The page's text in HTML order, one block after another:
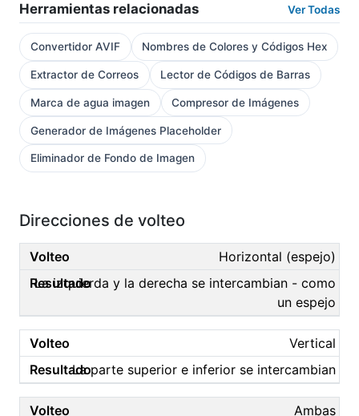
Herramientas relacionadas Ver Todas
Convertidor AVIF Nombres de Colores y Códigos Hex
Extractor de Correos Lector de Códigos de Barras
Marca de agua imagen Compresor de Imágenes
Generador de Imágenes Placeholder
Eliminador de Fondo de Imagen
Direcciones de volteo
Horizontal (espejo)
La izquierda y la derecha se intercambian - como
un espejo
Vertical
La parte superior e inferior se intercambian
Ambas